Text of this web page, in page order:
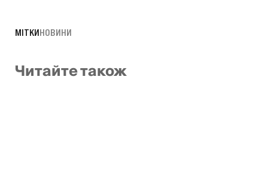
МІТКИНОВИНИ
Читайте також